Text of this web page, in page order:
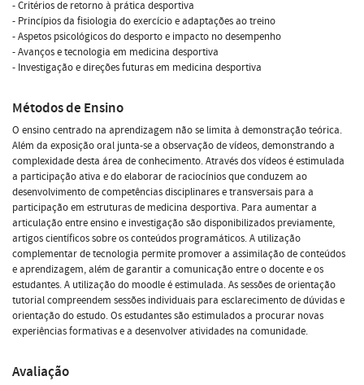
- Critérios de retorno à prática desportiva
- Princípios da fisiologia do exercício e adaptações ao treino
- Aspetos psicológicos do desporto e impacto no desempenho
- Avanços e tecnologia em medicina desportiva
- Investigação e direções futuras em medicina desportiva
Métodos de Ensino
O ensino centrado na aprendizagem não se limita à demonstração teórica.
Além da exposição oral junta-se a observação de vídeos, demonstrando a
complexidade desta área de conhecimento. Através dos vídeos é estimulada
a participação ativa e do elaborar de raciocínios que conduzem ao
desenvolvimento de competências disciplinares e transversais para a
participação em estruturas de medicina desportiva. Para aumentar a
articulação entre ensino e investigação são disponibilizados previamente,
artigos científicos sobre os conteúdos programáticos. A utilização
complementar de tecnologia permite promover a assimilação de conteúdos
e aprendizagem, além de garantir a comunicação entre o docente e os
estudantes. A utilização do moodle é estimulada. As sessões de orientação
tutorial compreendem sessões individuais para esclarecimento de dúvidas e
orientação do estudo. Os estudantes são estimulados a procurar novas
experiências formativas e a desenvolver atividades na comunidade.
Avaliação